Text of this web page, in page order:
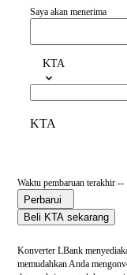
Saya akan menerima
KTA
KTA
Waktu pembaruan terakhir --
Perbarui
Beli KTA sekarang
Konverter LBank
memudahkan Anda